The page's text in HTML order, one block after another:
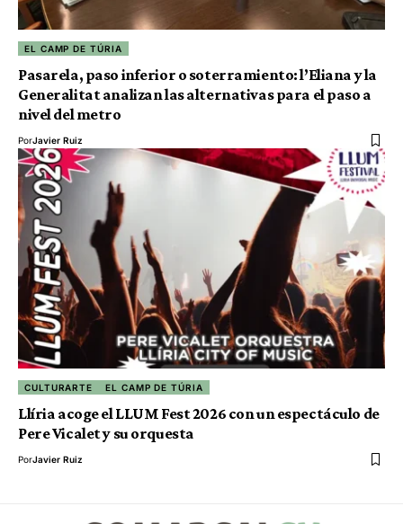
EL CAMP DE TÚRIA
Pasarela, paso inferior o soterramiento: l’Eliana y la
Generalitat analizan las alternativas para el paso a
nivel del metro
PorJavier Ruiz
CULTURARTE EL CAMP DE TÚRIA
Llíria acoge el LLUM Fest 2026 con un espectáculo de
Pere Vicalet y su orquesta
PorJavier Ruiz